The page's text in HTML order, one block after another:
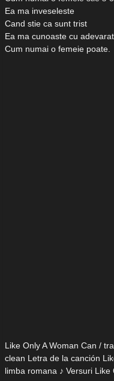
Ea ma inveseleste
Cand stie ca sunt trist
Ea ma cunoaste cu
Cum numai o femeie poate.
Like Only A Woman Can /
clean Letra de la canción
limba romana ♪ Versuri